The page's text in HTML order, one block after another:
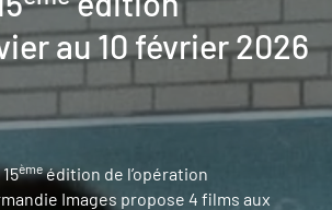
au 10 février 2026
èmeédition de l’opération
Images propose 4 films aux